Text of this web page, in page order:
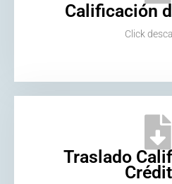
Calificación
Click
Traslado